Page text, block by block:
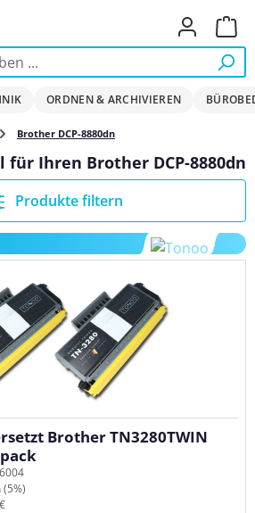
ORDNEN & ARCHIVIEREN
Brother DCP-8880dn
für Ihren Brother DCP-8880dn
Produkte filtern
Brother TN3280TWIN